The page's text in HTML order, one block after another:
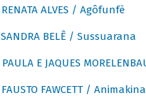
RENATA ALVES / Agôfunfè
SANDRA BELÊ / Sussuarana
PAULA E JAQUES
FAUSTO FAWCETT / Animakina